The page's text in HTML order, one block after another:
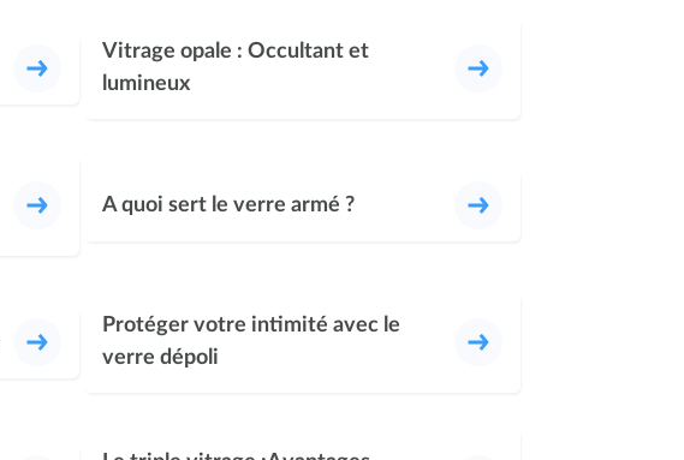
Vitrage opale : Occultant et
lumineux
A quoi sert le verre armé ?
Protéger votre intimité avec le
verre dépoli